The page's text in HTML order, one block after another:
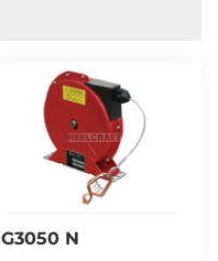
G3050 N